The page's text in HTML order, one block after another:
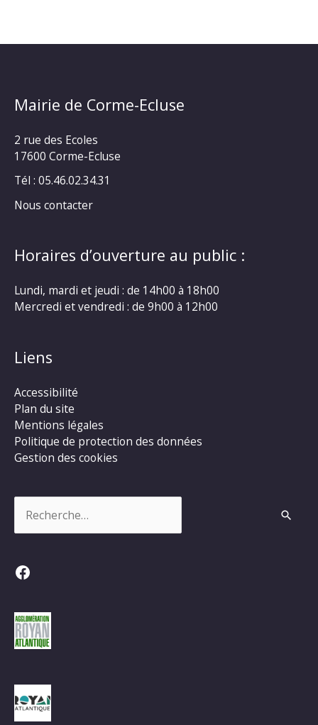
Mairie de Corme-Ecluse
2 rue des Ecoles
17600 Corme-Ecluse
Tél : 05.46.02.34.31
Nous contacter
Horaires d’ouverture au public :
Lundi, mardi et jeudi : de 14h00 à 18h00
Mercredi et vendredi : de 9h00 à 12h00
Liens
Accessibilité
Plan du site
Mentions légales
Politique de protection des données
Gestion des cookies
Facebook